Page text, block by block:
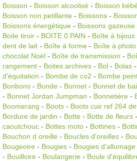
Boisson - Boisson alcoolisé - Boisson
Boisson non petillante - Boissons -
Boissons énergétique - Boissons gazeuse
Boite tiroir - BOITE 0 PAIN - Boîte à bijoux
dent de lait - Boîte à forme - Boîte à photo
chocolat Noël - Boîte de transmission -
rangement - Boites archives - Bol - Bolas -
d'équitation - Bombe de co2 - Bombe
Bonbons - Bonde - Bonnet - Bonnet de
- Bonnet Jordan Jumpman - Bonnetière -
Boomerang - Boots - Boots cuir ref 264
Bordure de jardin - Botte - Botte de fleurs -
caoutchouc - Bottes moto - Bottines -
Bouchon d oreille - Boucles d'oreilles -
Bougeoire - Bougies - Bougies d'allumage
- Bouilloire - Boulangerie - Boule